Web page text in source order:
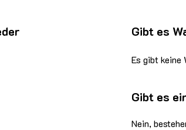
Gibt es
Es gibt keine
Gibt es
Nein,